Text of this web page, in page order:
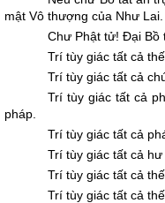
mật Vô thượng của Như Lai.
Chư Phật tử! Ðại Bồ
Trí tùy giác tất cả
Trí tùy giác tất cả
Trí tùy giác tất cả
pháp.
Trí tùy giác tất cả
Trí tùy giác tất cả
Trí tùy giác tất cả
Trí tùy giác tất cả